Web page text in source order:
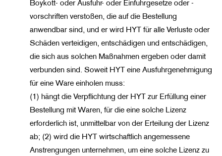
Boykott- oder Ausfuhr- oder Einfuhrgesetze oder -
vorschriften verstoßen, die auf die Bestellung
anwendbar sind, und er wird HYT für alle Verluste oder
Schäden verteidigen, entschädigen und entschädigen,
die sich aus solchen Maßnahmen ergeben oder damit
verbunden sind. Soweit HYT eine Ausfuhrgenehmigung
für eine Ware einholen muss:
(1) hängt die Verpflichtung der HYT zur Erfüllung einer
Bestellung mit Waren, für die eine solche Lizenz
erforderlich ist, unmittelbar von der Erteilung der Lizenz
ab; (2) wird die HYT wirtschaftlich angemessene
Anstrengungen unternehmen, um eine solche Lizenz zu